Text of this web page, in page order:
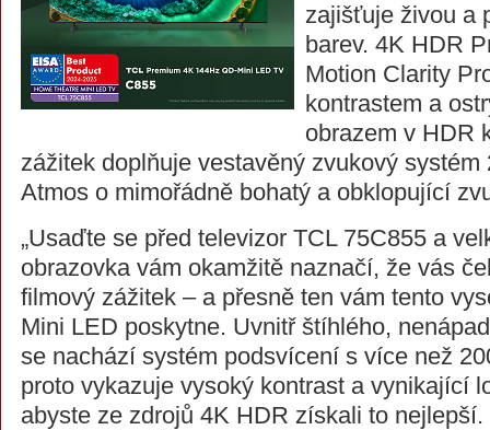
zajišťuje živou a
barev. 4K HDR
Motion Clarity
kontrastem a
obrazem v HDR
zážitek doplňuje vestavěný zvukový systém
Atmos o mimořádně bohatý a obklopující
„Usaďte se před televizor TCL 75C855 a
obrazovka vám okamžitě naznačí, že vás
filmový zážitek – a přesně ten vám tento
Mini LED poskytne. Uvnitř štíhlého,
se nachází systém podsvícení s více než
proto vykazuje vysoký kontrast a vynikající
abyste ze zdrojů 4K HDR získali to